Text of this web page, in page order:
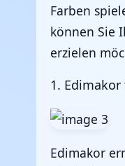
Farben
können Sie
erzielen
1. Edimakor
Edimakor